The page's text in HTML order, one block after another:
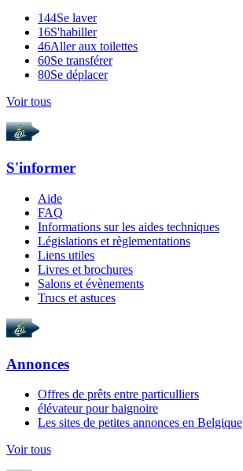
144Se laver
16S'habiller
46Aller aux toilettes
60Se transférer
80Se déplacer
Voir tous
S'informer
Aide
FAQ
Informations sur les aides techniques
Législations et règlementations
Liens utiles
Livres et brochures
Salons et évènements
Trucs et astuces
Annonces
Offres de prêts entre particulliers
élévateur pour baignoire
Les sites de petites annonces en Belgique
Voir tous